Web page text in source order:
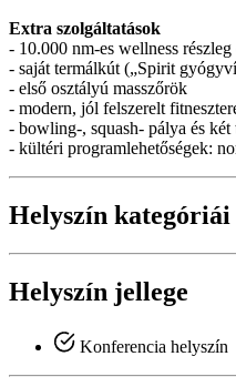
Extra szolgáltatások
- 10.000 nm-es wellness
- saját termálkút („Spirit
- első osztályú masszőrök
- modern, jól felszerelt
- bowling-, squash- pálya és két
- kültéri programlehetőségek:
Helyszín kategóriái
Helyszín jellege
Konferencia helyszín